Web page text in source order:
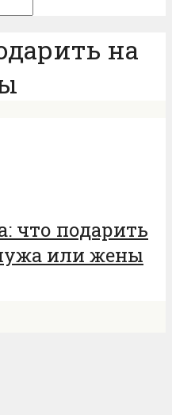
на
что подарить
или жены